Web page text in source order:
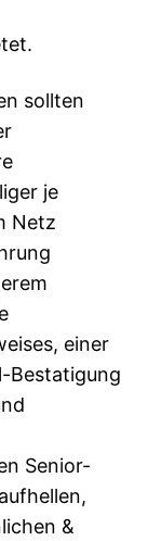
sollten
je
Netz
einer
Bestatigung
Senior-
&